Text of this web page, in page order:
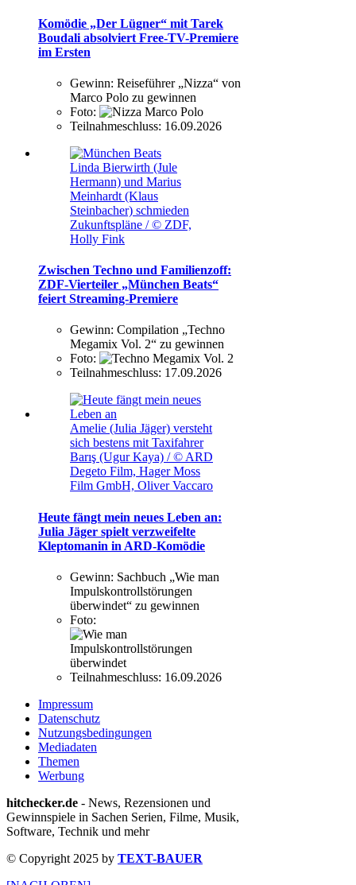
Komödie „Der Lügner“ mit Tarek
Boudali absolviert Free-TV-Premiere
im Ersten
Gewinn: Reiseführer „Nizza“ von
Marco Polo zu gewinnen
Foto:
Teilnahmeschluss: 16.09.2026
Linda Bierwirth (Jule
Hermann) und Marius
Meinhardt (Klaus
Steinbacher) schmieden
Zukunftspläne / © ZDF,
Holly Fink
Zwischen Techno und Familienzoff:
ZDF-Vierteiler „München Beats“
feiert Streaming-Premiere
Gewinn: Compilation „Techno
Megamix Vol. 2“ zu gewinnen
Foto:
Teilnahmeschluss: 17.09.2026
Amelie (Julia Jäger) versteht
sich bestens mit Taxifahrer
Barış (Ugur Kaya) / © ARD
Degeto Film, Hager Moss
Film GmbH, Oliver Vaccaro
Heute fängt mein neues Leben an:
Julia Jäger spielt verzweifelte
Kleptomanin in ARD-Komödie
Gewinn: Sachbuch „Wie man
Impulskontrollstörungen
überwindet“ zu gewinnen
Foto:
Teilnahmeschluss: 16.09.2026
Impressum
Datenschutz
Nutzungsbedingungen
Mediadaten
Themen
Werbung
hitchecker.de - News, Rezensionen und
Gewinnspiele in Sachen Serien, Filme, Musik,
Software, Technik und mehr
© Copyright 2025 by TEXT-BAUER